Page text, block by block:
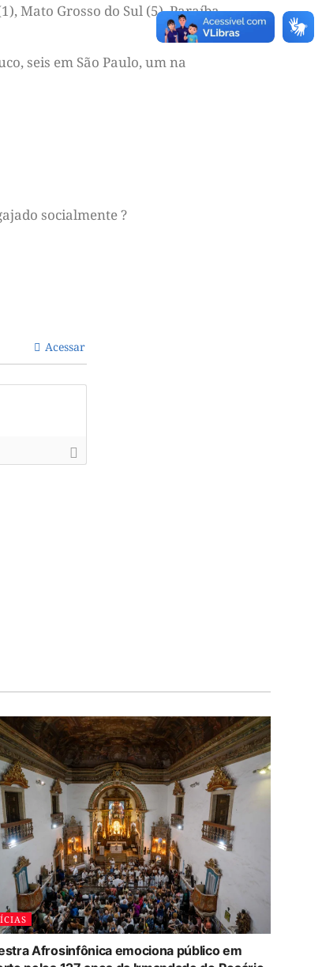
Mato Grosso do Sul (5), Paraíba
seis em São Paulo, um na
socialmente ?
Acessar
Afrosinfônica emociona público em